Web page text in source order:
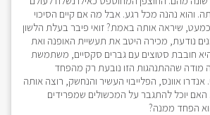
והוא נהנה מכל רגע. אבל מה אם קיים הסיכוי
שיראה אותה באמת? זואי פיבר בעלת הלשון
נודעת, מכירה היטב את תעשיית האופנה ואת
חובבת סטוצים עם גברים סקסיים, משתמשת
מודה שההתנהגות הזו נובעת רק מהפחד
אוונס, הפלייבוי העשיר והנחשק, רוצה אותה
יוכל להתגבר על המכשולים שמפרידים
הפחד ממנה?